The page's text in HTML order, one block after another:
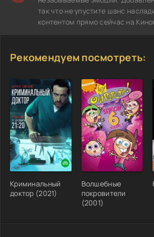
так что не упустите шанс
контентом прямо сейчас на
Рекомендуем посмотреть:
Криминальный
доктор (2021)
Волшебные
покровители
(2001)